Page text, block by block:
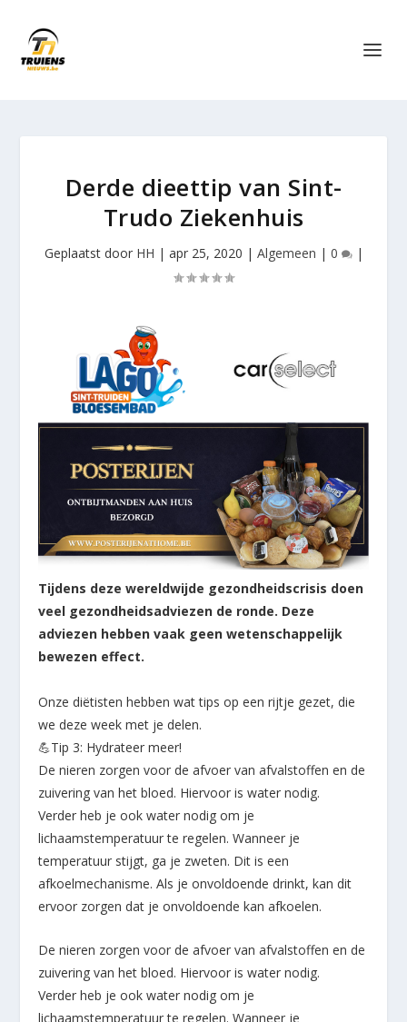
Derde dieettip van Sint-
Trudo Ziekenhuis
Geplaatst door HH | apr 25, 2020 | Algemeen | 0 |
Tijdens deze wereldwijde gezondheidscrisis doen
veel gezondheidsadviezen de ronde. Deze
adviezen hebben vaak geen wetenschappelijk
bewezen effect.
Onze diëtisten hebben wat tips op een rijtje gezet, die
we deze week met je delen.
💪Tip 3: Hydrateer meer!
De nieren zorgen voor de afvoer van afvalstoffen en de
zuivering van het bloed. Hiervoor is water nodig.
Verder heb je ook water nodig om je
lichaamstemperatuur te regelen. Wanneer je
temperatuur stijgt, ga je zweten. Dit is een
afkoelmechanisme. Als je onvoldoende drinkt, kan dit
ervoor zorgen dat je onvoldoende kan afkoelen.
De nieren zorgen voor de afvoer van afvalstoffen en de
zuivering van het bloed. Hiervoor is water nodig.
Verder heb je ook water nodig om je
lichaamstemperatuur te regelen. Wanneer je